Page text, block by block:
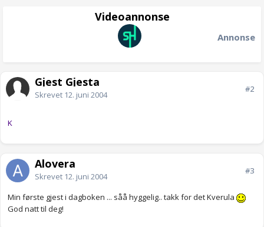
Videoannonse
Annonse
Gjest Gjesta
Skrevet 12. juni 2004
#2
K
Alovera
Skrevet 12. juni 2004
#3
Min første gjest i dagboken ... såå hyggelig.. takk for det Kverula
God natt til deg!